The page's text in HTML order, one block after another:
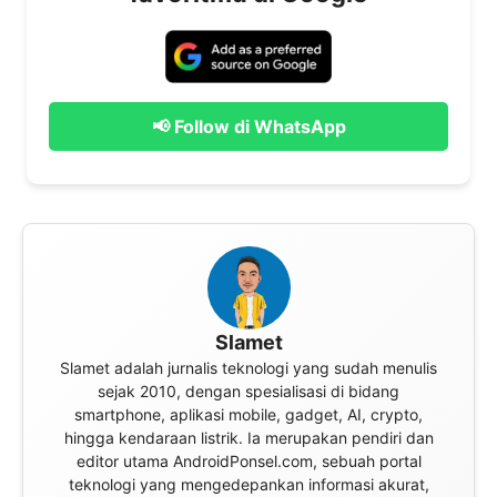
📢 Follow di WhatsApp
Slamet
Slamet adalah jurnalis teknologi yang sudah menulis
sejak 2010, dengan spesialisasi di bidang
smartphone, aplikasi mobile, gadget, AI, crypto,
hingga kendaraan listrik. Ia merupakan pendiri dan
editor utama AndroidPonsel.com, sebuah portal
teknologi yang mengedepankan informasi akurat,